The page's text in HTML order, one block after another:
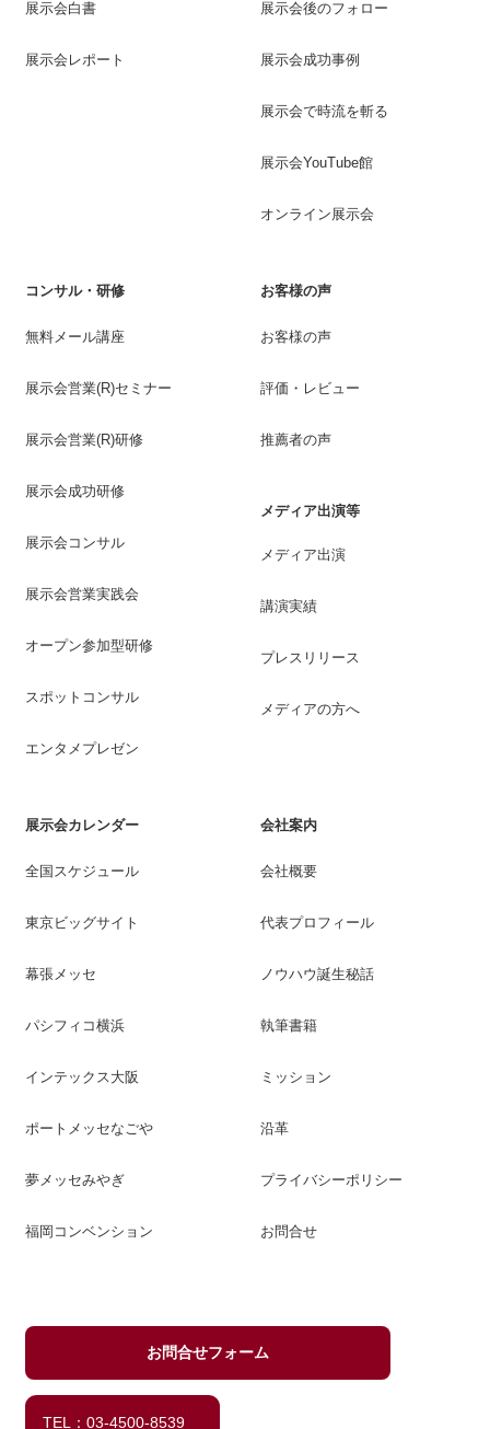
展示会白書
展示会レポート
展示会後のフォロー
展示会成功事例
展示会で時流を斬る
展示会YouTube館
オンライン展示会
コンサル・研修
無料メール講座
展示会営業(R)セミナー
展示会営業(R)研修
展示会成功研修
展示会コンサル
展示会営業実践会
オープン参加型研修
スポットコンサル
エンタメプレゼン
お客様の声
お客様の声
評価・レビュー
推薦者の声
メディア出演等
メディア出演
講演実績
プレスリリース
メディアの方へ
展示会カレンダー
全国スケジュール
東京ビッグサイト
幕張メッセ
パシフィコ横浜
インテックス大阪
ポートメッセなごや
夢メッセみやぎ
福岡コンベンション
会社案内
会社概要
代表プロフィール
ノウハウ誕生秘話
執筆書籍
ミッション
沿革
プライバシーポリシー
お問合せ
お問合せフォーム
TEL：03-4500-8539